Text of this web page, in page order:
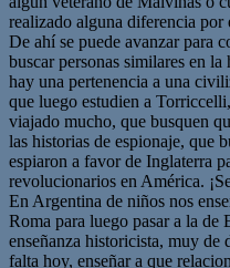
realizado alguna diferencia
De ahí se puede avanzar para
buscar personas similares en
hay una pertenencia a una
que luego estudien a
viajado mucho, que busquen
las historias de espionaje, que
espiaron a favor de Inglaterra
revolucionarios en América.
En Argentina de niños nos
Roma para luego pasar a la de
enseñanza historicista, muy
falta hoy, enseñar a que